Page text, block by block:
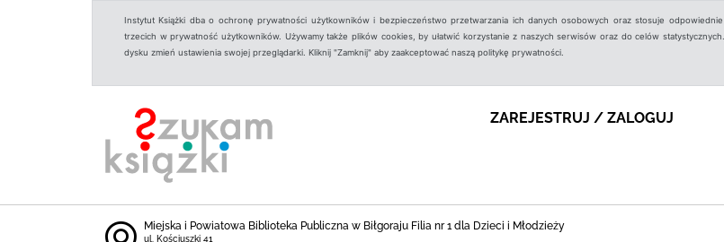
Instytut Książki dba o ochronę prywatności użytkowników i bezpieczeństwo przetwarzania ich danych osobowych oraz stosuje
trzecich w prywatność użytkowników. Używamy także plików cookies, by ułatwić korzystanie z naszych serwisów oraz do celów
dysku zmień ustawienia swojej przeglądarki. Kliknij "Zamknij" aby zaakceptować naszą politykę prywatności.
ZAREJESTRUJ / ZALOGUJ
Miejska i Powiatowa Biblioteka Publiczna w Biłgoraju Filia nr 1 dla Dzieci i Młodzieży
ul. Kościuszki 41